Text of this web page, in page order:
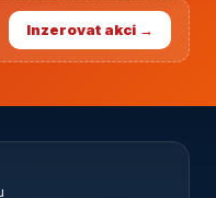
Inzerovat akci →